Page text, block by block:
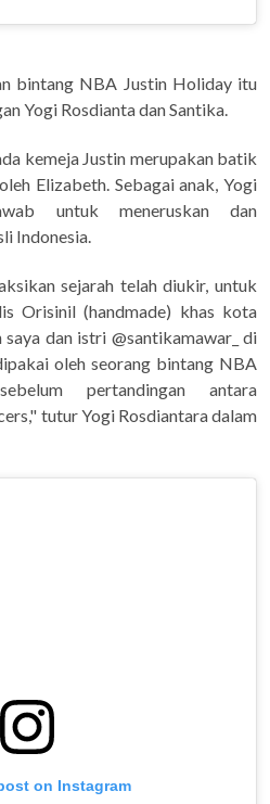
bintang NBA Justin Holiday itu
Yogi Rosdianta dan Santika.
kemeja Justin merupakan batik
Elizabeth. Sebagai anak, Yogi
untuk meneruskan dan
Indonesia.
sejarah telah diukir, untuk
Orisinil (handmade) khas kota
dan istri @santikamawar_ di
oleh seorang bintang NBA
pertandingan antara
tutur Yogi Rosdiantara dalam
on Instagram